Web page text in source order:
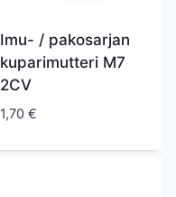
Imu- / pakosarjan
kuparimutteri M7
2CV
1,70 €